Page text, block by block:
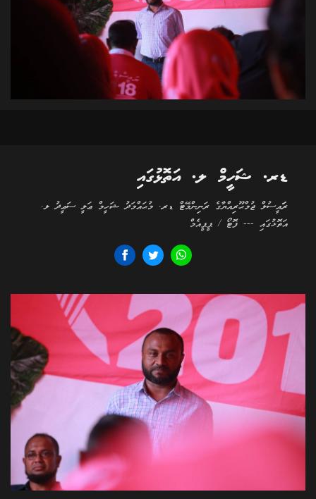
ޑރ. ޝަހީމް ލ. އަތޮޅުގައި
ރަަައީސުލް ޖުމްޙޫރިއްޔާގެ ރަނިންމޭޓް ޑރ. މުޙައްމަދު ޝަހީމް ޢަލީ ސަޢީދު ލ.
އަތޮޅުގައި --- ފޮޓޯ / ޕީޕީއެމް